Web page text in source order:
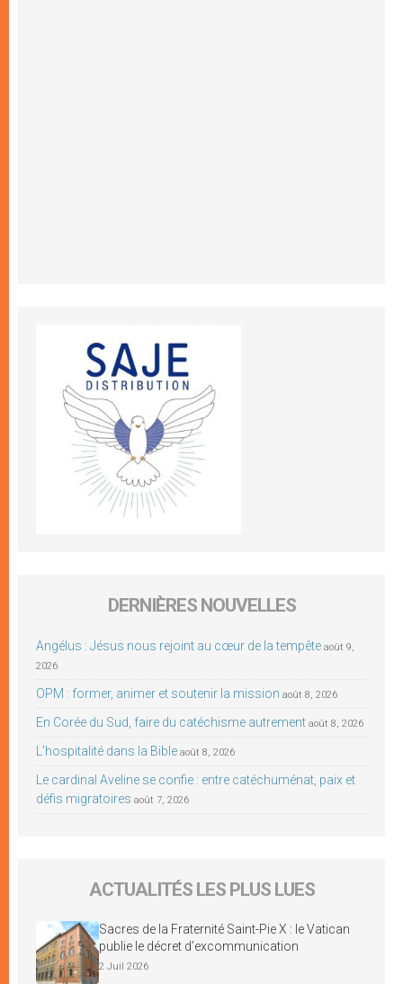
DERNIÈRES NOUVELLES
Angélus : Jésus nous rejoint au cœur de la tempête août 9,
2026
OPM : former, animer et soutenir la mission août 8, 2026
En Corée du Sud, faire du catéchisme autrement août 8, 2026
L’hospitalité dans la Bible août 8, 2026
Le cardinal Aveline se confie : entre catéchuménat, paix et
défis migratoires août 7, 2026
ACTUALITÉS LES PLUS LUES
Sacres de la Fraternité Saint-Pie X : le Vatican
publie le décret d’excommunication
2 Juil 2026